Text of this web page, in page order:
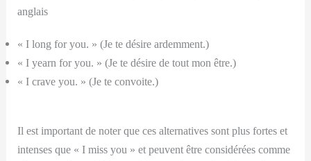
anglais
« I long for you. » (Je te désire ardemment.)
« I yearn for you. » (Je te désire de tout mon être.)
« I crave you. » (Je te convoite.)
Il est important de noter que ces alternatives sont plus fortes et
intenses que « I miss you » et peuvent être considérées comme